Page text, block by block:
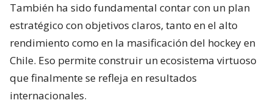
También ha sido fundamental contar con un plan
estratégico con objetivos claros, tanto en el alto
rendimiento como en la masificación del hockey en
Chile. Eso permite construir un ecosistema virtuoso
que finalmente se refleja en resultados
internacionales.